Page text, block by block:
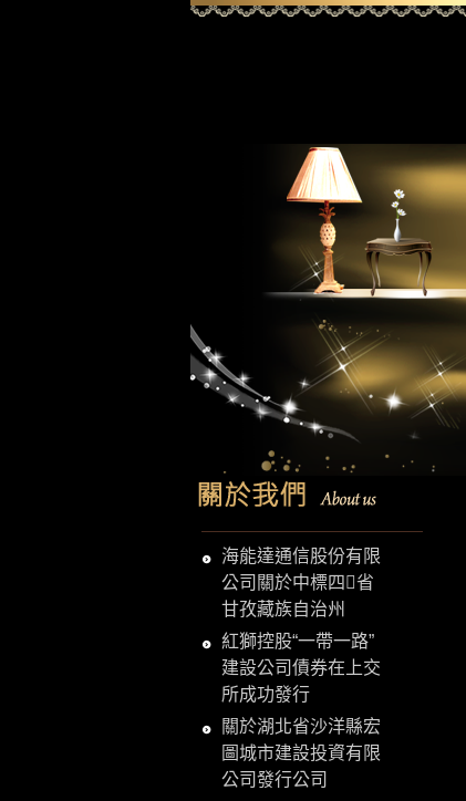
海能達通信股份有限
公司關於中標四省
甘孜藏族自治州
紅獅控股“一帶一路”
建設公司債券在上交
所成功發行
關於湖北省沙洋縣宏
圖城市建設投資有限
公司發行公司